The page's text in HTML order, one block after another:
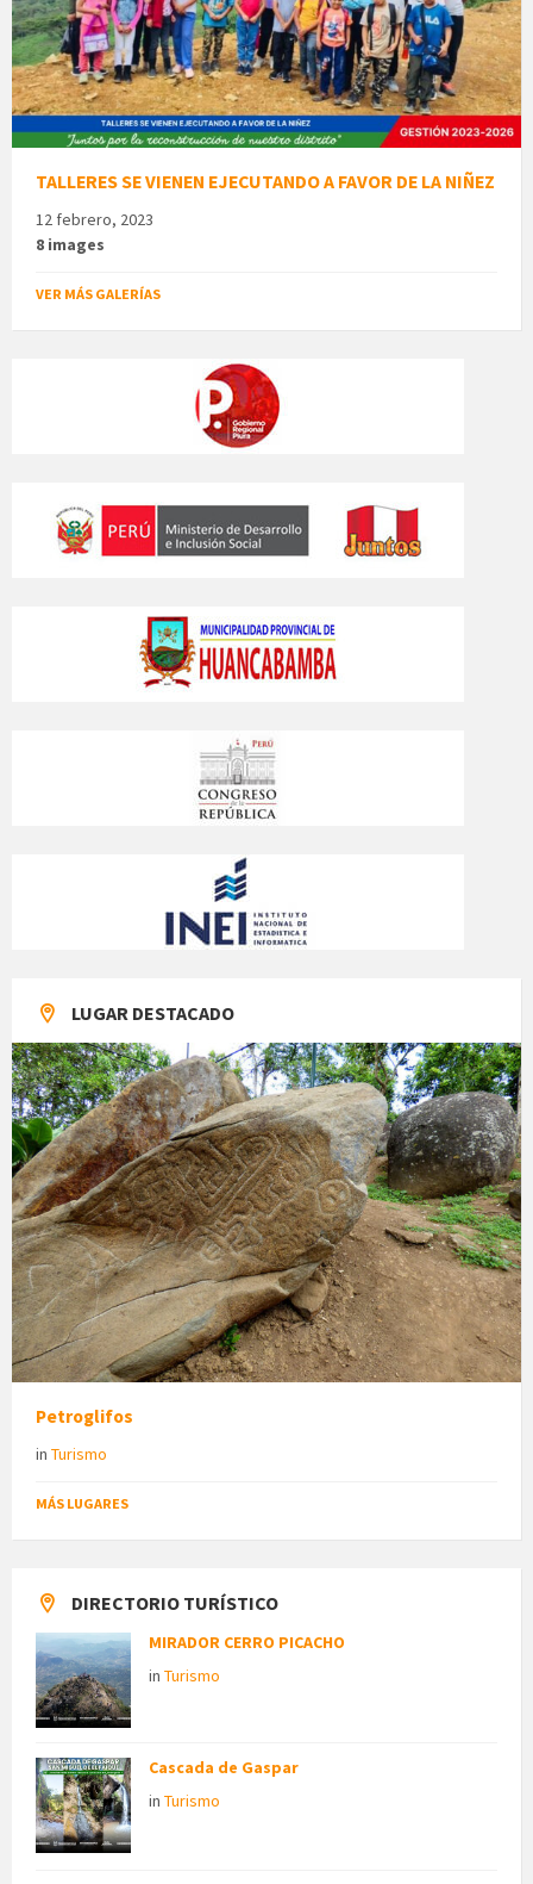
TALLERES SE VIENEN EJECUTANDO A FAVOR DE LA NIÑEZ
12 febrero, 2023
8 images
VER MÁS GALERÍAS
LUGAR DESTACADO
Petroglifos
in Turismo
MÁS LUGARES
DIRECTORIO TURÍSTICO
MIRADOR CERRO PICACHO
in Turismo
Cascada de Gaspar
in Turismo